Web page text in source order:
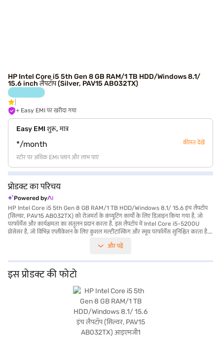
HP Intel Core i5 5th Gen 8 GB RAM/1 TB HDD/Windows 8.1/
15.6 inch लैपटॉप (Silver, PAV15 AB032TX)
+ Easy EMI पर खरीदा गया
Easy EMI शुरू, मात्र
*/month कीमत देखें
स्टोर पर अधिक EMI प्लान और लाभ पाएं
प्रोडक्ट का परिचय
Powered by
HP Intel Core i5 5th Gen 8 GB RAM/1 TB HDD/Windows 8.1/ 15.6 इंच लैपटॉप
(सिल्वर, PAV15 AB032TX) को रोजमर्रा के कंप्यूटिंग कार्यों के लिए डिज़ाइन किया गया है, जो
परफॉर्मेंस और कार्यक्षमता का संतुलन प्रदान करता है. इस लैपटॉप में Intel Core i5-5200U
प्रोसेसर है, जो विभिन्न एप्लीकेशन के लिए कुशल मल्टीटास्किंग और स्मूथ परफॉर्मेंस सुनिश्चित करता है.
हैंडल कर सकते हैं. 1TB हार्ड डिस्क आपकी फाइलों, डॉक्यूमेंट और मल्टीमीडिया कंटेंट के लिए पर्याप्त
जो इसे काम और मनोरंजन दोनों के लिए उपयुक्त बनाती है. Windows 8.1 पर चलने वाला यह HP
लैपटॉप परिचित और यूज़र-फ्रेंडली इंटरफेस प्रदान करता है. 1.2 किलोग्राम या उससे कम वजन वाला
यह लैपटॉप पोर्टेबल है, जिससे इसे ले जाना आसान हो जाता है. सिल्वर फिनिश अपने डिज़ाइन में सुंदरता
का स्पर्श देती है. छात्रों, प्रोफेशनल और दैनिक उपयोग के लिए विश्वसनीय मशीन की आवश्यकता वाले
किसी भी व्यक्ति के लिए आदर्श, HP Intel Core i5 लैपटॉप परफॉर्मेंस से समझौता किए बिना
आवश्यक विशेषताएं प्रदान करता है. खरीदारी करने के लिए बजाज फाइनेंस पर विकल्पों के बारे में जानें
या पार्टनर स्टोर पर जाएं और Easy EMIs का लाभ उठाएं.
और पढ़ें
इस प्रोडक्ट की फोटो